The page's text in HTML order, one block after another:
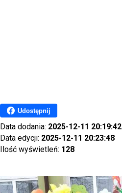
Udostępnij
Data dodania: 2025-12-11 20:19:42
Data edycji: 2025-12-11 20:23:48
Ilość wyświetleń: 128